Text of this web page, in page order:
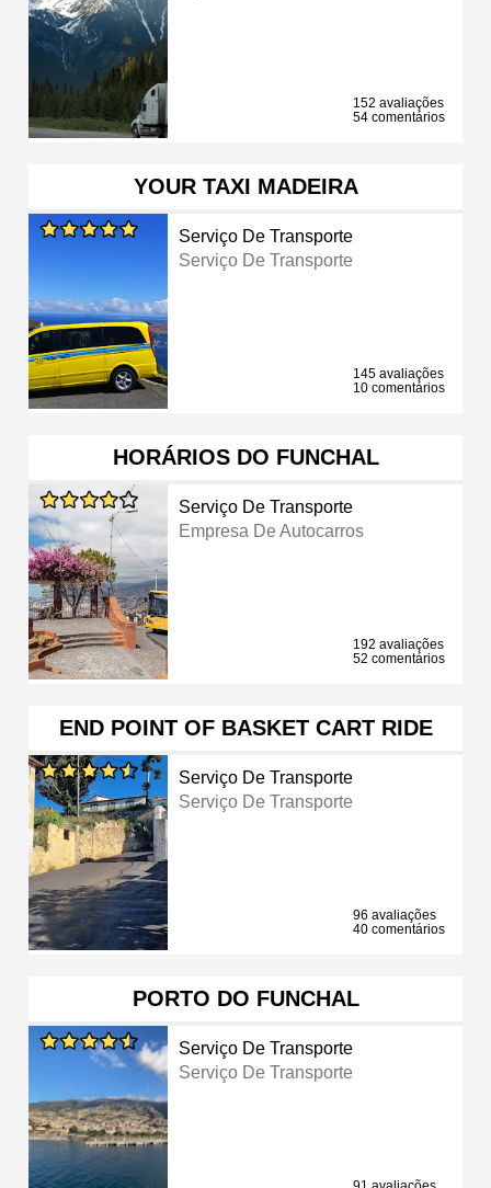
152 avaliações
54 comentários
YOUR TAXI MADEIRA
Serviço De Transporte
Serviço De Transporte
145 avaliações
10 comentários
HORÁRIOS DO FUNCHAL
Serviço De Transporte
Empresa De Autocarros
192 avaliações
52 comentários
END POINT OF BASKET CART RIDE
Serviço De Transporte
Serviço De Transporte
96 avaliações
40 comentários
PORTO DO FUNCHAL
Serviço De Transporte
Serviço De Transporte